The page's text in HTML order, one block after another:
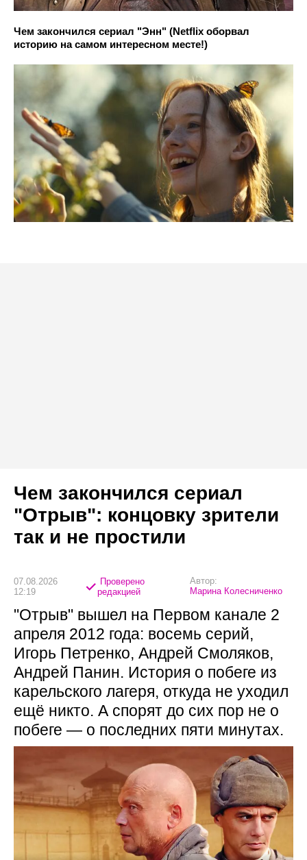
Чем закончился сериал "Энн" (Netflix оборвал
историю на самом интересном месте!)
Чем закончился сериал
"Отрыв": концовку зрители
так и не простили
07.08.2026
12:19
Проверено
редакцией
Автор:
Марина Колесниченко
"Отрыв" вышел на Первом канале 2
апреля 2012 года: восемь серий,
Игорь Петренко, Андрей Смоляков,
Андрей Панин. История о побеге из
карельского лагеря, откуда не уходил
ещё никто. А спорят до сих пор не о
побеге — о последних пяти минутах.